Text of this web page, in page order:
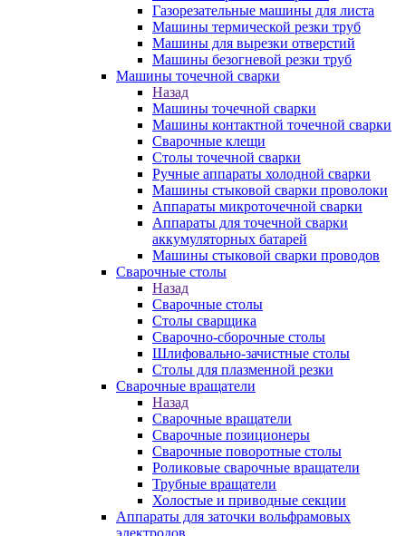
Газорезательные машины для листа
Машины термической резки труб
Машины для вырезки отверстий
Машины безогневой резки труб
Машины точечной сварки
Назад
Машины точечной сварки
Машины контактной точечной сварки
Сварочные клещи
Столы точечной сварки
Ручные аппараты холодной сварки
Машины стыковой сварки проволоки
Аппараты микроточечной сварки
Аппараты для точечной сварки
аккумуляторных батарей
Машины стыковой сварки проводов
Сварочные столы
Назад
Сварочные столы
Столы сварщика
Сварочно-сборочные столы
Шлифовально-зачистные столы
Столы для плазменной резки
Сварочные вращатели
Назад
Сварочные вращатели
Сварочные позиционеры
Сварочные поворотные столы
Роликовые сварочные вращатели
Трубные вращатели
Холостые и приводные секции
Аппараты для заточки вольфрамовых
электродов